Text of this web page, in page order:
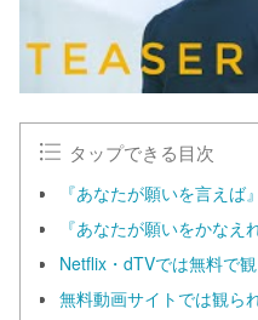
タップできる目次
『あなたが願いを言え
『あなたが願いをかなえ
Netflix・dTVでは無料で
無料動画サイトでは観ら